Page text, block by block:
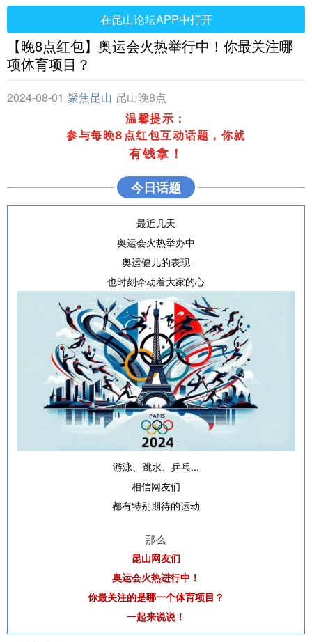
在昆山论坛APP中打开
【晚8点红包】奥运会火热举行中！你最关注哪
项体育项目？
2024-08-01 聚焦昆山 昆山晚8点
温馨提示：
参与每晚8点红包互动话题，你就
有钱拿 ！
今日话题
最近几天
奥运会火热举办中
奥运健儿的表现
也时刻牵动着大家的心
游泳、跳水、乒乓...
相信网友们
都有特别期待的运动
那么
昆山网友们
奥运会火热进行中！
你最关注的是哪一个体育项目？
一起来说说！